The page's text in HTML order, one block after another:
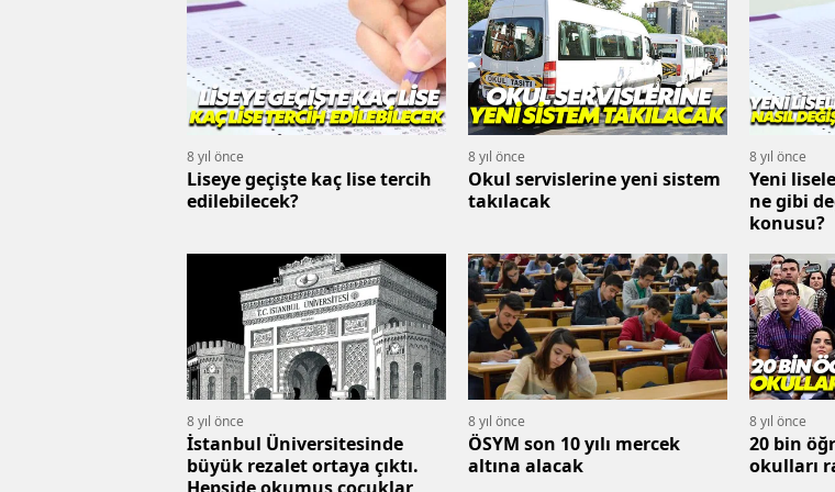
8 yıl önce
Liseye geçişte kaç lise tercih
edilebilecek?
8 yıl önce
Okul servislerine yeni sistem
takılacak
8 yıl önce
Yeni
ne gibi
konusu?
8 yıl önce
İstanbul Üniversitesinde
büyük rezalet ortaya çıktı.
Hepside okumuş çocuklar
8 yıl önce
ÖSYM son 10 yılı mercek
altına alacak
8 yıl önce
20 bin
okulları